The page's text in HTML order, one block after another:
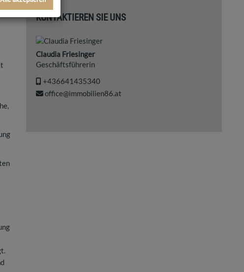
KONTAKTIEREN SIE UNS
Claudia Friesinger
Geschäftsführerin
+436641435340
office@immobilien86.at